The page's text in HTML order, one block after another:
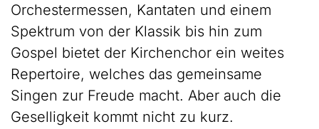
Orchestermessen, Kantaten und einem
Spektrum von der Klassik bis hin zum
Gospel bietet der Kirchenchor ein weites
Repertoire, welches das gemeinsame
Singen zur Freude macht. Aber auch die
Geselligkeit kommt nicht zu kurz.